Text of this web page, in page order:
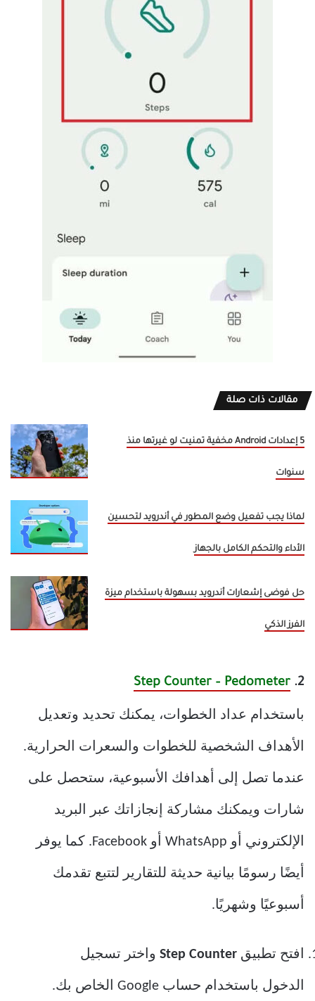
مقالات ذات صلة
5 إعدادات Android مخفية تمنيت لو غيرتها منذ
سنوات
لماذا يجب تفعيل وضع المطور في أندرويد لتحسين
الأداء والتحكم الكامل بالجهاز
حل فوضى إشعارات أندرويد بسهولة باستخدام ميزة
الفرز الذكي
2.
Step Counter – Pedometer
باستخدام عداد الخطوات، يمكنك تحديد وتعديل
الأهداف الشخصية للخطوات والسعرات الحرارية.
عندما تصل إلى أهدافك الأسبوعية، ستحصل على
شارات ويمكنك مشاركة إنجازاتك عبر البريد
الإلكتروني أو WhatsApp أو Facebook. كما يوفر
أيضًا رسومًا بيانية حديثة للتقارير لتتبع تقدمك
أسبوعيًا وشهريًا.
افتح تطبيق Step Counter واختر تسجيل
الدخول باستخدام حساب Google الخاص بك.